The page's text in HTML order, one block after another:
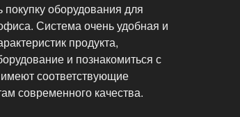
оборудования для
Система очень удобная и
продукта,
и познакомиться с
соответствующие
современного качества.